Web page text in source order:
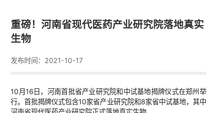
重磅！河南省现代医药产业研究院落地真实
生物
发布时间：2021-10-17
10月16日，河南首批省产业研究院和中试基地揭牌仪式在郑州举
行。首批揭牌仪式包含10家省产业研究院和8家省中试基地，其中